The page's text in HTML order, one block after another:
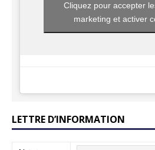
Cliquez pour accepter
marketing et activer
LETTRE D’INFORMATION